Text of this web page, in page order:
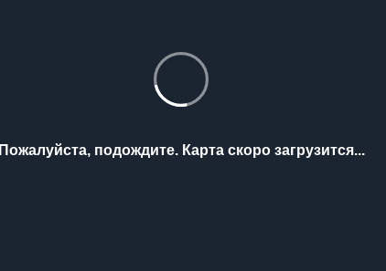
Пожалуйста, подождите. Карта скоро загрузится...